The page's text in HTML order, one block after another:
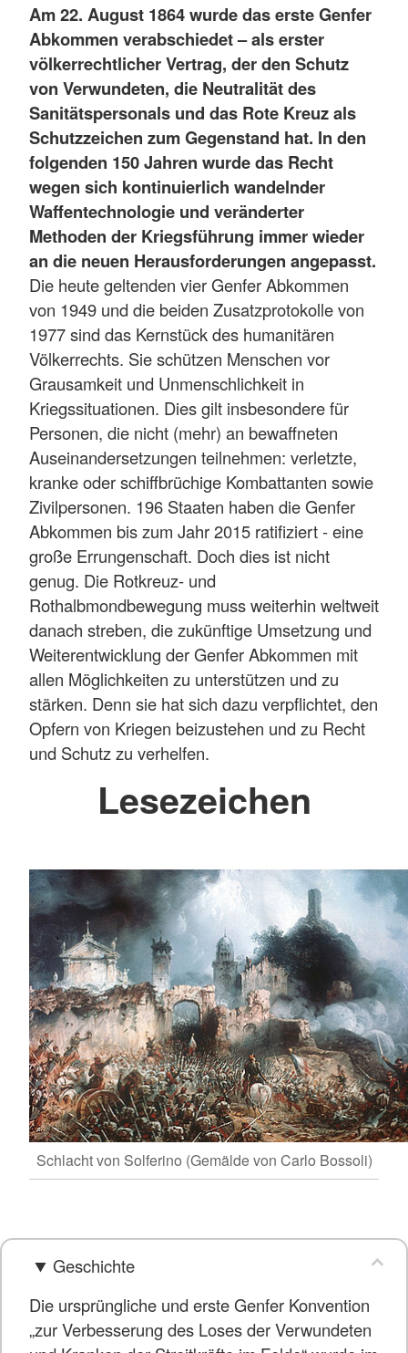
Am 22. August 1864 wurde das erste Genfer
Abkommen verabschiedet – als erster
völkerrechtlicher Vertrag, der den Schutz
von Verwundeten, die Neutralität des
Sanitätspersonals und das Rote Kreuz als
Schutzzeichen zum Gegenstand hat. In den
folgenden 150 Jahren wurde das Recht
wegen sich kontinuierlich wandelnder
Waffentechnologie und veränderter
Methoden der Kriegsführung immer wieder
an die neuen Herausforderungen angepasst.
Die heute geltenden vier Genfer Abkommen
von 1949 und die beiden Zusatzprotokolle von
1977 sind das Kernstück des humanitären
Völkerrechts. Sie schützen Menschen vor
Grausamkeit und Unmenschlichkeit in
Kriegssituationen. Dies gilt insbesondere für
Personen, die nicht (mehr) an bewaffneten
Auseinandersetzungen teilnehmen: verletzte,
kranke oder schiffbrüchige Kombattanten sowie
Zivilpersonen. 196 Staaten haben die Genfer
Abkommen bis zum Jahr 2015 ratifiziert - eine
große Errungenschaft. Doch dies ist nicht
genug. Die Rotkreuz- und
Rothalbmondbewegung muss weiterhin weltweit
danach streben, die zukünftige Umsetzung und
Weiterentwicklung der Genfer Abkommen mit
allen Möglichkeiten zu unterstützen und zu
stärken. Denn sie hat sich dazu verpflichtet, den
Opfern von Kriegen beizustehen und zu Recht
und Schutz zu verhelfen.
Lesezeichen
Schlacht von Solferino (Gemälde von Carlo Bossoli)
Geschichte
Die ursprüngliche und erste Genfer Konvention
„zur Verbesserung des Loses der Verwundeten